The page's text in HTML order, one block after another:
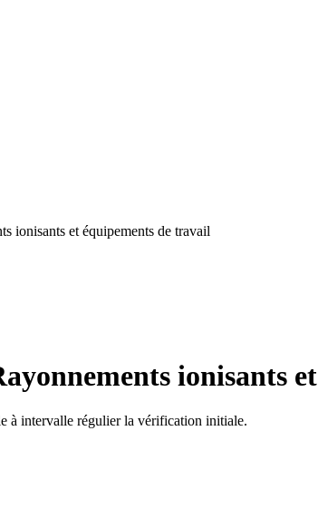
ionisants et équipements de travail
ionisants
à intervalle régulier la vérification initiale.